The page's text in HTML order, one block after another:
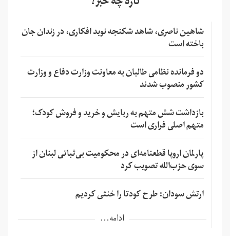
شاهین ناصری، شاهد شکنجه نوید افکاری، در زندان جان
باخته است
دو فرمانده نظامی طالبان به معاونت وزارت دفاع و وزارت
کشور منصوب شدند
بازداشت شش متهم به ربایش و خرید و فروش کودک؛
متهم اصلی فراری است
پارلمان اروپا قطعنامه‌ای در محکومیت بی‌ثباتی لبنان از
سوی حزب‌الله تصویب کرد
ارتش سودان: طرح کودتا را خنثی کردیم
ادامه...